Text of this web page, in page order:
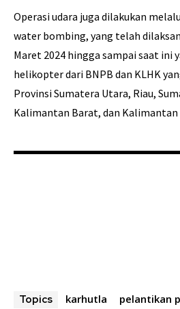
Operasi udara juga dilakukan
water bombing, yang telah
Maret 2024 hingga sampai saat ini
helikopter dari BNPB dan KLHK
Provinsi Sumatera Utara, Riau,
Kalimantan Barat, dan Kalimantan
Topics karhutla pelantikan